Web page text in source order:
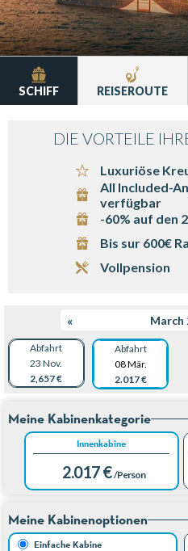
SCHIFF REISEROUTE
DIE VORTEILE
Luxuriöse
All Included-
verfügbar
-60% auf den
Bis sur 600€
Vollpension
« March
Abfahrt
23 Nov.
2,657 €
Abfahrt
08 Mär.
2.017 €
Meine Kabinenkategorie
Innenkabine
2.017 € /Person
Meine Kabinenoptionen
Einfache Kabine